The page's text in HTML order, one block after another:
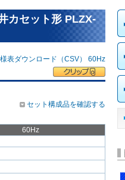
カセット形 PLZX-
表ダウンロード（CSV） 60Hz
セット構成品を確認する
60Hz